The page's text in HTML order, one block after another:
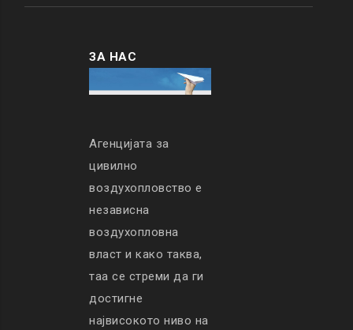
ЗА НАС
Агенцијата за
цивилно
воздухопловство е
независна
воздухопловна
власт и како таква,
таа се стреми да ги
достигне
највисокото ниво на